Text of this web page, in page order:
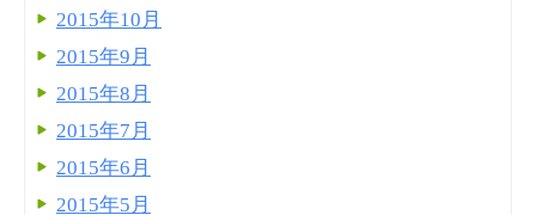
2015年10月
2015年9月
2015年8月
2015年7月
2015年6月
2015年5月